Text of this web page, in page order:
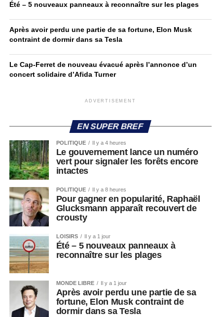
Été – 5 nouveaux panneaux à reconnaître sur les plages
Après avoir perdu une partie de sa fortune, Elon Musk
contraint de dormir dans sa Tesla
Le Cap-Ferret de nouveau évacué après l’annonce d’un
concert solidaire d’Afida Turner
ADVERTISEMENT
EN SUPER BREF
POLITIQUE Il y a 4 heures
Le gouvernement lance un numéro
vert pour signaler les forêts encore
intactes
POLITIQUE Il y a 8 heures
Pour gagner en popularité, Raphaël
Glucksmann apparaît recouvert de
crousty
LOISIRS Il y a 1 jour
Été – 5 nouveaux panneaux à
reconnaître sur les plages
MONDE LIBRE Il y a 1 jour
Après avoir perdu une partie de sa
fortune, Elon Musk contraint de
dormir dans sa Tesla